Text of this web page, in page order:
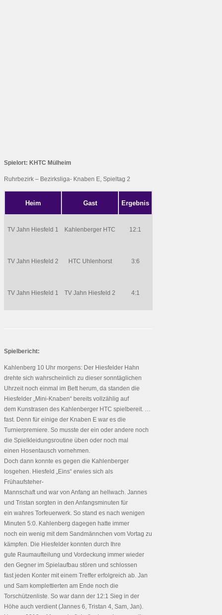
Spielort: KHTC Mülheim
Ruhrbezirk – Bezirksliga- Knaben E, Spieltag 2
Heim Gast Ergebnis
TV Jahn Hiesfeld 1 Kahlenberger HTC 12:1
TV Jahn Hiesfeld 2 HTC Uhlenhorst 3:6
TV Jahn Hiesfeld 1 TV Jahn Hiesfeld 2 4:1
Spielbericht:
Kahlenberg 10 Uhr morgens: Der Hiesfelder Hahn
drehte sich wahrscheinlich zu dieser sonntäglichen
Uhrzeit noch einmal im Bett herum, da standen die
Hiesfelder „Mini-Knaben“ bereits vollzählig auf
dem Kunstrasen des Kahlenberger HTC spielbereit. …
fast. Denn für einige der Knaben E war es die
Turnierpremiere. So musste der ein oder andere noch
die Spielkleidungsroutine üben oder noch mal
einen Hosentausch vornehmen.
Doch dann konnte es gegen die Kahlenberger
losgehen. Hiesfeld „Eins“ erwies sich als
Frühaufsteher-
Mannschaft und war von Anfang an hellwach. Jannes
und Tristan sorgten in den Anfangsminuten für
ein wahres Torfeuerwerk. So stand es nach wenigen
Minuten 5:0. Kahlenberg dagegen hatte immer
noch ein wenig mit dem Sandmännchen vom Vortag zu
kämpfen. Die Hiesfelder konnten durch Ihre
gute Raumaufteilung und Vordeckung immer wieder
den Gegner im Spielaufbau stören und schlossen
fast jeden Konter mit einem Treffer erfolgreich ab. Jan
und Sam komplettierten am Ende noch die
Torschützenliste. So war dann der 12:1 Sieg in der
Höhe auch verdient (Jannes 6, Tristan 4, Sam, Jan).